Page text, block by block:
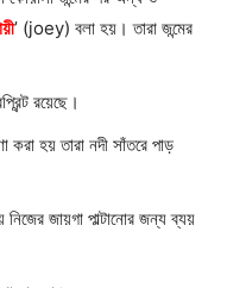
’ (joey) বলা হয়। তারা জন্মের
রয়েছে।
করা হয় তারা নদী সাঁতরে পাড়
জায়গা পাল্টানোর জন্য ব্যয়